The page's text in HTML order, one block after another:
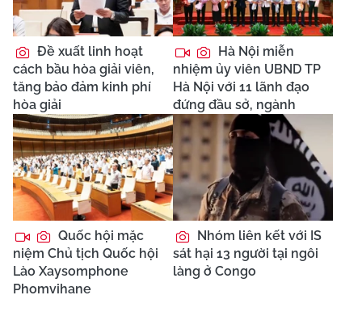
Đề xuất linh hoạt
cách bầu hòa giải viên,
tăng bảo đảm kinh phí
hòa giải
Hà Nội miễn
nhiệm ủy viên UBND TP
Hà Nội với 11 lãnh đạo
đứng đầu sở, ngành
Quốc hội mặc
niệm Chủ tịch Quốc hội
Lào Xaysomphone
Phomvihane
Nhóm liên kết với IS
sát hại 13 người tại ngôi
làng ở Congo